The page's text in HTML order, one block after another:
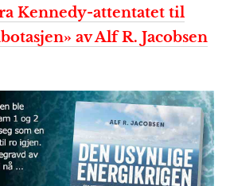
Kennedy-attentatet til
av Alf R. Jacobsen